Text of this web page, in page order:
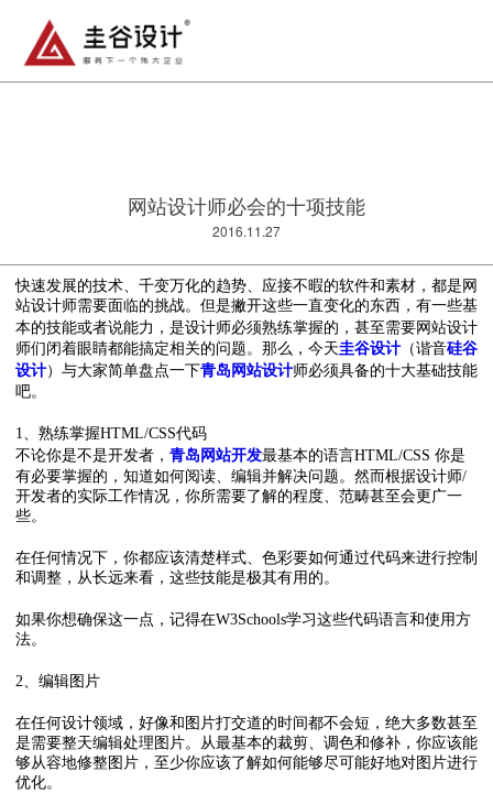
网站设计师必会的十项技能
2016.11.27
快速发展的技术、千变万化的趋势、应接不暇的软件和素材，都是网
站设计师需要面临的挑战。但是撇开这些一直变化的东西，有一些基
本的技能或者说能力，是设计师必须熟练掌握的，甚至需要网站设计
师们闭着眼睛都能搞定相关的问题。那么，今天圭谷设计 （谐音硅谷
设计）与大家简单盘点一下青岛 网站设计师必须具备的十大基础技能
吧。
1、熟练掌握HTML/CSS代码
不论你是不是开发者， 青岛 网站开发最基本的语言HTML/CSS 你是
有必要掌握的，知道如何阅读、编辑并解决问题。然而根据设计师/
开发者的实际工作情况，你所需要了解的程度、范畴甚至会更广一
些。
在任何情况下，你都应该清楚样式、色彩要如何通过代码来进行控制
和调整，从长远来看，这些技能是极其有用的。
如果你想确保这一点，记得在W3Schools学习这些代码语言和使用方
法。
2、编辑图片
在任何设计领域，好像和图片打交道的时间都不会短，绝大多数甚至
是需要整天编辑处理图片。从最基本的裁剪、调色和修补，你应该能
够从容地修整图片，至少你应该了解如何能够尽可能好地对图片进行
优化。